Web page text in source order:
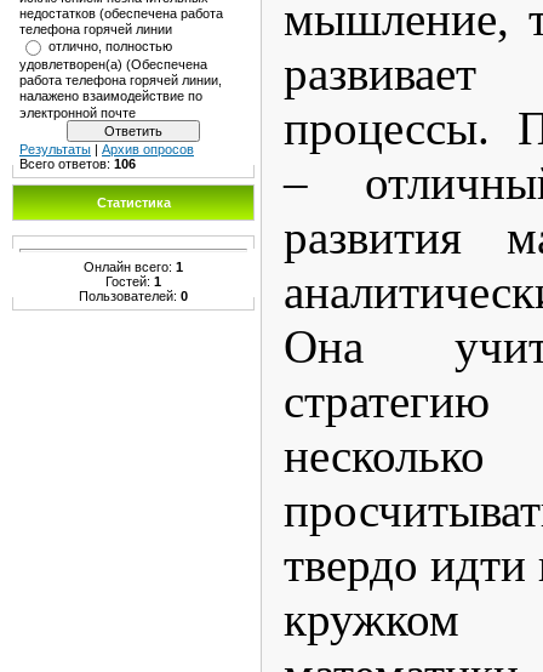
недостатков (обеспечена работа
телефона горячей линии
отлично, полностью
удовлетворен(а) (Обеспечена
работа телефона горячей линии,
налажено взаимодействие по
электронной почте
Результаты | Архив опросов
Всего ответов: 106
Статистика
Онлайн всего: 1
Гостей: 1
Пользователей: 0
мышление,
развивает
процессы.
–
развития
Она
твердо
кружком